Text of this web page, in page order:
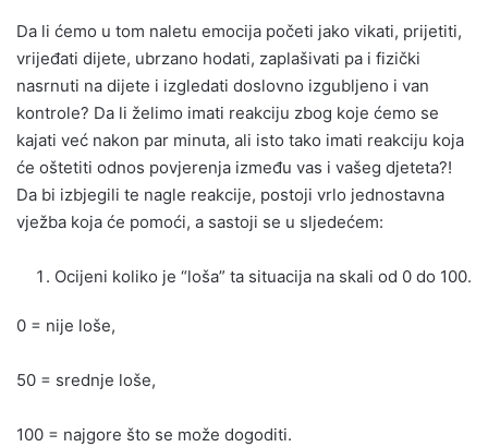
Da li ćemo u tom naletu emocija početi jako vikati, prijetiti,
vrijeđati dijete, ubrzano hodati, zaplašivati pa i fizički
nasrnuti na dijete i izgledati doslovno izgubljeno i van
kontrole? Da li želimo imati reakciju zbog koje ćemo se
kajati već nakon par minuta, ali isto tako imati reakciju koja
će oštetiti odnos povjerenja između vas i vašeg djeteta?!
Da bi izbjegili te nagle reakcije, postoji vrlo jednostavna
vježba koja će pomoći, a sastoji se u sljedećem:
Ocijeni koliko je “loša” ta situacija na skali od 0 do 100.
0 = nije loše,
50 = srednje loše,
100 = najgore što se može dogoditi.